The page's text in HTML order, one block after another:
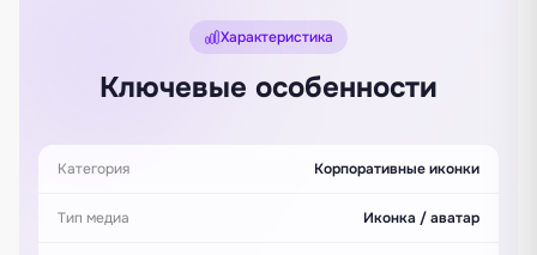
Характеристика
Ключевые особенности
Категория Корпоративные иконки
Тип медиа Иконка / аватар